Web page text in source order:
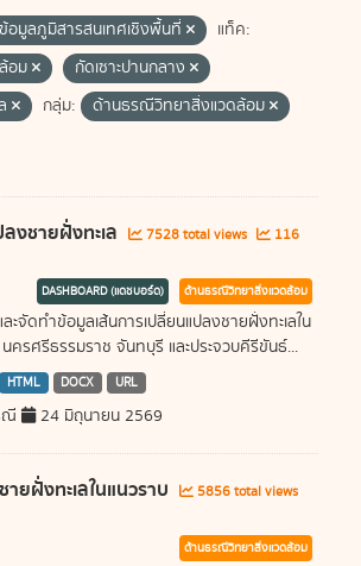
ข้อมูลภูมิสารสนเทศเชิงพื้นที่
แท็ค:
อม
กัดเซาะปานกลาง
กลุ่ม:
ด้านธรณีวิทยาสิ่งแวดล้อม
งชายฝั่งทะเล 7528 total views
116
DASHBOARD (แดชบอร์ด) ด้านธรณีวิทยาสิ่งแวดล้อม
จัดทำข้อมูลเส้นการเปลี่ยนแปลงชายฝั่งทะเลใน
รศรีธรรมราช จันทบุรี และประจวบคีรีขันธ์...
HTML DOCX URL
ณี 24 มิถุนายน 2569
ยฝั่งทะเลในแนวราบ
5856 total views
ด้านธรณีวิทยาสิ่งแวดล้อม